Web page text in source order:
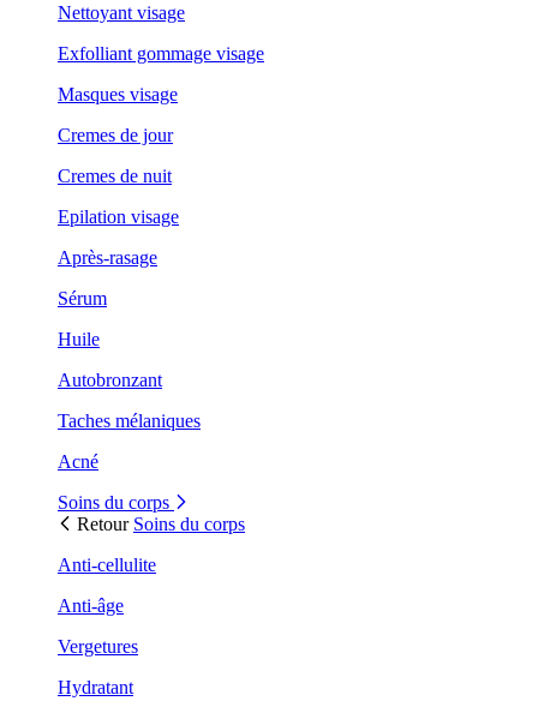
Nettoyant visage
Exfolliant gommage visage
Masques visage
Cremes de jour
Cremes de nuit
Epilation visage
Après-rasage
Sérum
Huile
Autobronzant
Taches mélaniques
Acné
Soins du corps
Retour Soins du corps
Anti-cellulite
Anti-âge
Vergetures
Hydratant